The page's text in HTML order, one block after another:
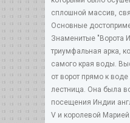
сплошной массив,
Основные
Знаменитые "Ворота
триумфальная арка,
самого края воды.
от ворот прямо к
лестница. Она была
посещения Индии
V и королевой